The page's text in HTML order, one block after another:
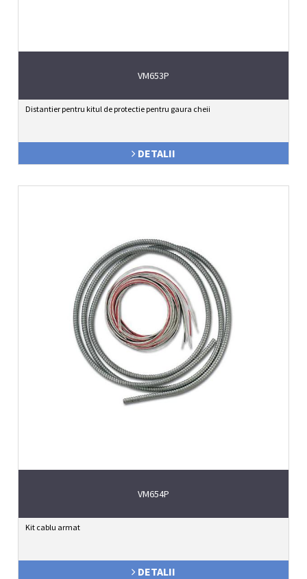
VM653P
Distantier pentru kitul de protectie pentru gaura cheii
DETALII
VM654P
Kit cablu armat
DETALII